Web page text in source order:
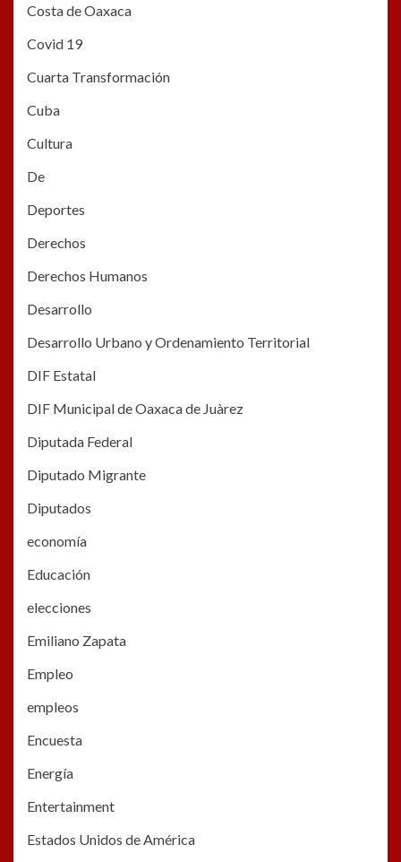
Costa de Oaxaca
Covid 19
Cuarta Transformación
Cuba
Cultura
De
Deportes
Derechos
Derechos Humanos
Desarrollo
Desarrollo Urbano y Ordenamiento Territorial
DIF Estatal
DIF Municipal de Oaxaca de Juàrez
Diputada Federal
Diputado Migrante
Diputados
economía
Educación
elecciones
Emiliano Zapata
Empleo
empleos
Encuesta
Energía
Entertainment
Estados Unidos de América